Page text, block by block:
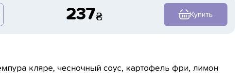
237 Купить
кляре, чесночный соус, картофель фри, лимон